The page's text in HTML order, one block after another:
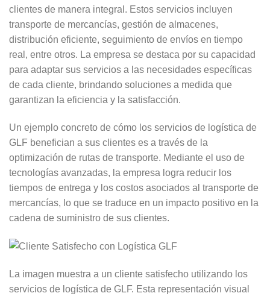
clientes de manera integral. Estos servicios incluyen
transporte de mercancías, gestión de almacenes,
distribución eficiente, seguimiento de envíos en tiempo
real, entre otros. La empresa se destaca por su capacidad
para adaptar sus servicios a las necesidades específicas
de cada cliente, brindando soluciones a medida que
garantizan la eficiencia y la satisfacción.
Un ejemplo concreto de cómo los servicios de logística de
GLF benefician a sus clientes es a través de la
optimización de rutas de transporte. Mediante el uso de
tecnologías avanzadas, la empresa logra reducir los
tiempos de entrega y los costos asociados al transporte de
mercancías, lo que se traduce en un impacto positivo en la
cadena de suministro de sus clientes.
La imagen muestra a un cliente satisfecho utilizando los
servicios de logística de GLF. Esta representación visual